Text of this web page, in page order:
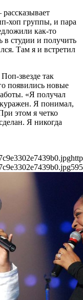
хоп группы, и пара
как-то
в студии и получить
Там я и встретил
звезде так
появились новые
«Я получал
Я понимал,
этом я четко
Я никогда
595